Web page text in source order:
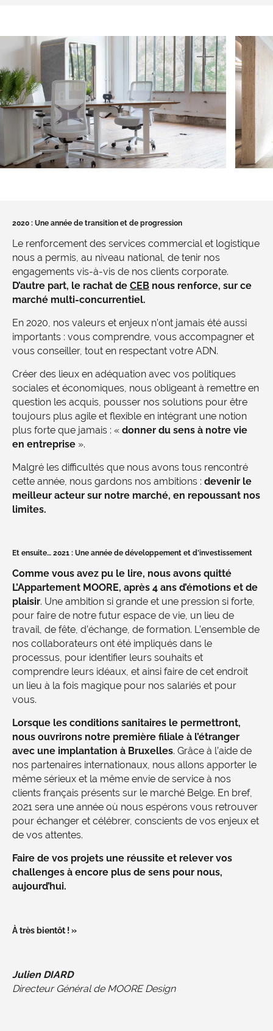
2020 : Une année de transition et de progression
Le renforcement des services commercial et logistique
nous a permis, au niveau national, de tenir nos
engagements vis-à-vis de nos clients corporate.
D’autre part, le rachat de CEB nous renforce, sur ce
marché multi-concurrentiel.
En 2020, nos valeurs et enjeux n’ont jamais été aussi
importants : vous comprendre, vous accompagner et
vous conseiller, tout en respectant votre ADN.
Créer des lieux en adéquation avec vos politiques
sociales et économiques, nous obligeant à remettre en
question les acquis, pousser nos solutions pour être
toujours plus agile et flexible en intégrant une notion
plus forte que jamais : « donner du sens à notre vie
en entreprise ».
Malgré les difficultés que nous avons tous rencontré
cette année, nous gardons nos ambitions : devenir le
meilleur acteur sur notre marché, en repoussant nos
limites.
Et ensuite… 2021 : Une année de développement et d’investissement
Comme vous avez pu le lire, nous avons quitté
L’Appartement MOORE, après 4 ans d’émotions et de
plaisir. Une ambition si grande et une pression si forte,
pour faire de notre futur espace de vie, un lieu de
travail, de fête, d’échange, de formation. L’ensemble de
nos collaborateurs ont été impliqués dans le
processus, pour identifier leurs souhaits et
comprendre leurs idéaux, et ainsi faire de cet endroit
un lieu à la fois magique pour nos salariés et pour
vous.
Lorsque les conditions sanitaires le permettront,
nous ouvrirons notre première filiale à l’étranger
avec une implantation à Bruxelles. Grâce à l’aide de
nos partenaires internationaux, nous allons apporter le
même sérieux et la même envie de service à nos
clients français présents sur le marché Belge. En bref,
2021 sera une année où nous espérons vous retrouver
pour échanger et célébrer, conscients de vos enjeux et
de vos attentes.
Faire de vos projets une réussite et relever vos
challenges à encore plus de sens pour nous,
aujourd’hui.
À très bientôt ! »
Julien DIARD
Directeur Général de MOORE Design